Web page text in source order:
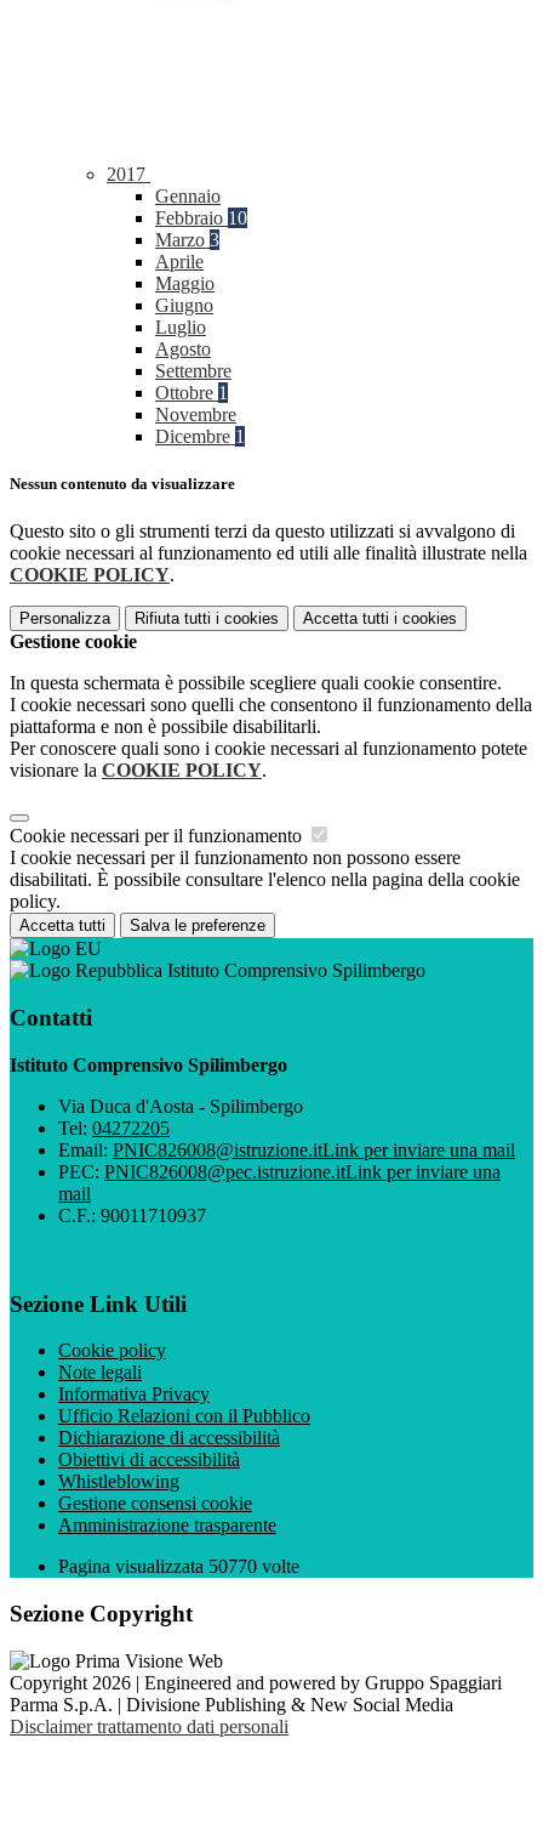
2017
Gennaio
Febbraio 10
Marzo 3
Aprile
Maggio
Giugno
Luglio
Agosto
Settembre
Ottobre 1
Novembre
Dicembre 1
Nessun contenuto da visualizzare
Questo sito o gli strumenti terzi da questo utilizzati si avvalgono di
cookie necessari al funzionamento ed utili alle finalità illustrate nella
COOKIE POLICY.
Personalizza Rifiuta tutti i cookies Accetta tutti i cookies
Gestione cookie
In questa schermata è possibile scegliere quali cookie consentire.
I cookie necessari sono quelli che consentono il funzionamento della
piattaforma e non è possibile disabilitarli.
Per conoscere quali sono i cookie necessari al funzionamento potete
visionare la COOKIE POLICY.
Cookie necessari per il funzionamento
I cookie necessari per il funzionamento non possono essere
disabilitati. È possibile consultare l'elenco nella pagina della cookie
policy.
Accetta tutti Salva le preferenze
Istituto Comprensivo Spilimbergo
Contatti
Istituto Comprensivo Spilimbergo
Via Duca d'Aosta - Spilimbergo
Tel: 04272205
Email: PNIC826008@istruzione.itLink per inviare una mail
PEC: PNIC826008@pec.istruzione.itLink per inviare una
mail
C.F.: 90011710937
Sezione Link Utili
Cookie policy
Note legali
Informativa Privacy
Ufficio Relazioni con il Pubblico
Dichiarazione di accessibilità
Obiettivi di accessibilità
Whistleblowing
Gestione consensi cookie
Amministrazione trasparente
Pagina visualizzata 50770 volte
Sezione Copyright
Copyright 2026 | Engineered and powered by Gruppo Spaggiari
Parma S.p.A. | Divisione Publishing & New Social Media
Disclaimer trattamento dati personali